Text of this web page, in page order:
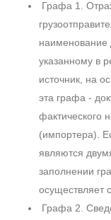
Графа 1.
наименование
указанному в
источник, на
эта графа -
фактического
(импортера).
являются
заполнении
осуществляет
Графа 2.